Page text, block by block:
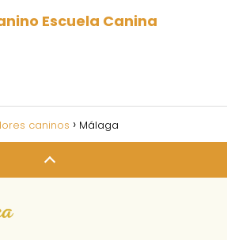
Escuela Canina
caninos Málaga